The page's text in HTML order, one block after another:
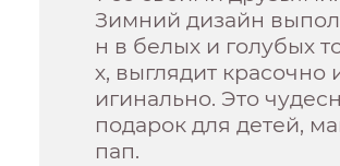
Зимний дизайн
н в белых и голубых
х, выглядит красочно
игинально. Это
подарок для детей,
пап.